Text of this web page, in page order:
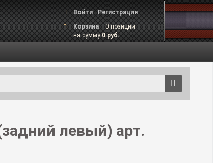
Войти
Регистрация
Корзина
0 позиций
на сумму0 руб.
левый) арт.